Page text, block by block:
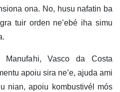
ona. No, husu nafatin ba
tuir orden ne’ebé iha simu
Manufahi, Vasco da Costa
apoiu sira ne’e, ajuda ami
nian, apoiu kombustivél mós